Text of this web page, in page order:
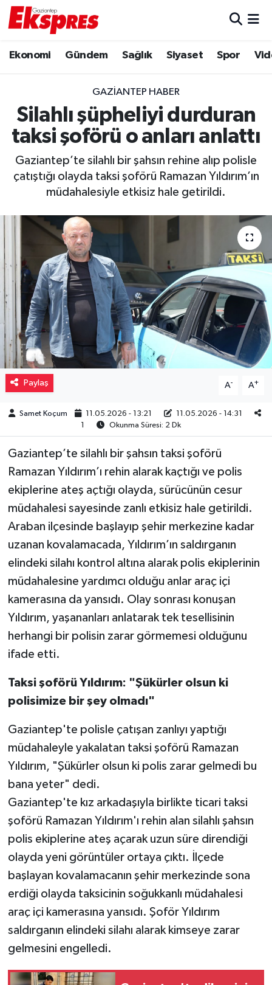
Ekonomi Gündem Sağlık Siyaset Spor
GAZIANTEP HABER
Silahlı şüpheliyi durduran
taksi şoförü o anları anlattı
Gaziantep’te silahlı bir şahsın rehine alıp polisle
çatıştığı olayda taksi şoförü Ramazan Yıldırım’ın
müdahalesiyle etkisiz hale getirildi.
Paylaş A- A+
Samet Koçum 11.05.2026 - 13:21
11.05.2026 - 14:31
1
Okunma Süresi: 2 Dk
Gaziantep’te silahlı bir şahsın taksi şoförü
Ramazan Yıldırım’ı rehin alarak kaçtığı ve polis
ekiplerine ateş açtığı olayda, sürücünün cesur
müdahalesi sayesinde zanlı etkisiz hale getirildi.
Araban ilçesinde başlayıp şehir merkezine kadar
uzanan kovalamacada, Yıldırım’ın saldırganın
elindeki silahı kontrol altına alarak polis ekiplerinin
müdahalesine yardımcı olduğu anlar araç içi
kamerasına da yansıdı. Olay sonrası konuşan
Yıldırım, yaşananları anlatarak tek tesellisinin
herhangi bir polisin zarar görmemesi olduğunu
ifade etti.
Taksi şoförü Yıldırım: "Şükürler olsun ki
polisimize bir şey olmadı"
Gaziantep'te polisle çatışan zanlıyı yaptığı
müdahaleyle yakalatan taksi şoförü Ramazan
Yıldırım, "Şükürler olsun ki polis zarar gelmedi bu
bana yeter" dedi.
Gaziantep'te kız arkadaşıyla birlikte ticari taksi
şoförü Ramazan Yıldırım'ı rehin alan silahlı şahsın
polis ekiplerine ateş açarak uzun süre direndiği
olayda yeni görüntüler ortaya çıktı. İlçede
başlayan kovalamacanın şehir merkezinde sona
erdiği olayda taksicinin soğukkanlı müdahalesi
araç içi kamerasına yansıdı. Şoför Yıldırım
saldırganın elindeki silahı alarak kimseye zarar
gelmesini engelledi.
Ekonomi
Gaziantep son dakika
Genel
Gündem
Kültür Sanat
Magazin
Müzik
Piyasa
Resmi İlanlar
Sağlık
Sinemalar
Siyaset
Teknoloji
Türkiye
Yaşam
Yeme-İçme
Trafik Durumu
Puan Durumu ve Fikstür
Tüm Manşetler
Son Dakika Haberleri